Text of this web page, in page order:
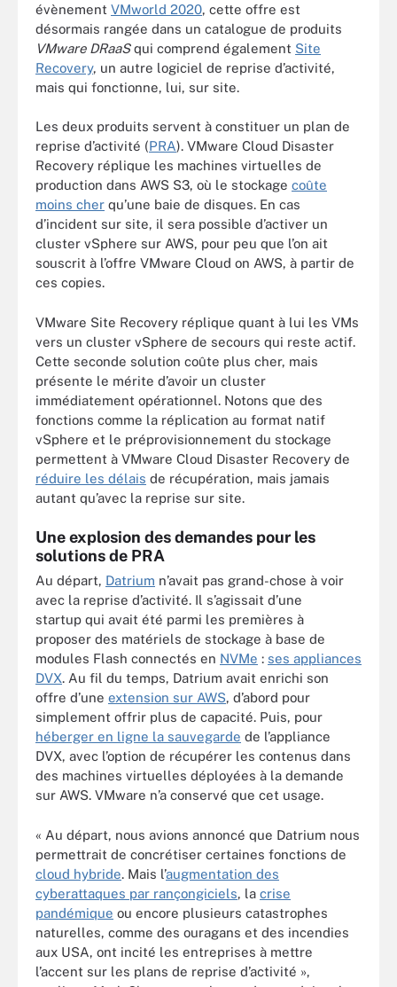
évènement VMworld 2020, cette offre est
désormais rangée dans un catalogue de produits
VMware DRaaSqui comprend également Site
Recovery, un autre logiciel de reprise d’activité,
mais qui fonctionne, lui, sur site.
Les deux produits servent à constituer un plan de
reprise d’activité (PRA). VMware Cloud Disaster
Recovery réplique les machines virtuelles de
production dans AWS S3, où le stockage coûte
moins cher qu’une baie de disques. En cas
d’incident sur site, il sera possible d’activer un
cluster vSphere sur AWS, pour peu que l’on ait
souscrit à l’offre VMware Cloud on AWS, à partir de
ces copies.
VMware Site Recovery réplique quant à lui les VMs
vers un cluster vSphere de secours qui reste actif.
Cette seconde solution coûte plus cher, mais
présente le mérite d’avoir un cluster
immédiatement opérationnel. Notons que des
fonctions comme la réplication au format natif
vSphere et le préprovisionnement du stockage
permettent à VMware Cloud Disaster Recovery de
réduire les délais de récupération, mais jamais
autant qu’avec la reprise sur site.
Une explosion des demandes pour les
solutions de PRA
Au départ, Datrium n’avait pas grand-chose à voir
avec la reprise d’activité. Il s’agissait d’une
startup qui avait été parmi les premières à
proposer des matériels de stockage à base de
modules Flash connectés en NVMe : ses appliances
DVX. Au fil du temps, Datrium avait enrichi son
offre d’une extension sur AWS, d’abord pour
simplement offrir plus de capacité. Puis, pour
héberger en ligne la sauvegarde de l’appliance
DVX, avec l’option de récupérer les contenus dans
des machines virtuelles déployées à la demande
sur AWS. VMware n’a conservé que cet usage.
« Au départ, nous avions annoncé que Datrium nous
permettrait de concrétiser certaines fonctions de
cloud hybride. Mais l’augmentation des
cyberattaques par rançongiciels, la crise
pandémique ou encore plusieurs catastrophes
naturelles, comme des ouragans et des incendies
aux USA, ont incité les entreprises à mettre
l’accent sur les plans de reprise d’activité »,